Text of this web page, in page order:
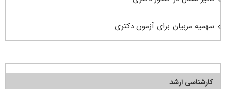
سهمیه مربیان برای آزمون دکتری
کارشناسی ارشد